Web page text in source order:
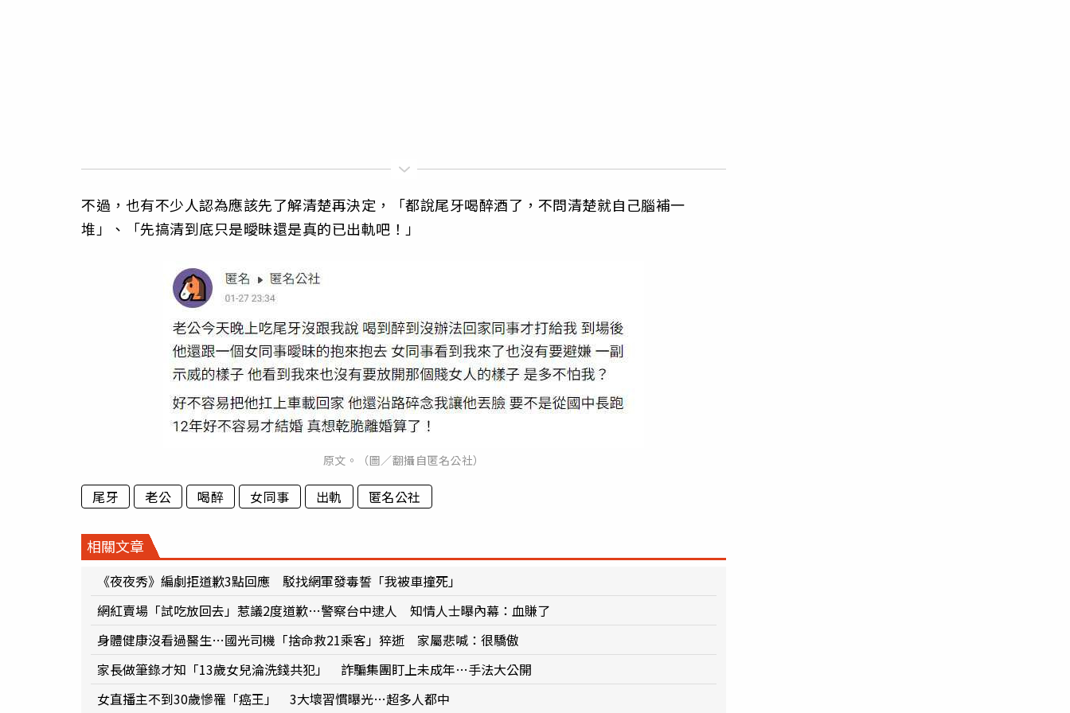
不過，也有不少人認為應該先了解清楚再決定，「都說尾牙喝醉酒了，不問清楚就自己腦補一
堆」、「先搞清到底只是曖昧還是真的已出軌吧！」
原文。（圖／翻攝自匿名公社）
尾牙 老公 喝醉 女同事 出軌 匿名公社
相關文章
《夜夜秀》編劇拒道歉3點回應 駁找網軍發毒誓「我被車撞死」
網紅賣場「試吃放回去」惹議2度道歉…警察台中逮人 知情人士曝內幕：血賺了
身體健康沒看過醫生…國光司機「捨命救21乘客」猝逝 家屬悲喊：很驕傲
家長做筆錄才知「13歲女兒淪洗錢共犯」 詐騙集團盯上未成年…手法大公開
女直播主不到30歲慘罹「癌王」 3大壞習慣曝光…超多人都中